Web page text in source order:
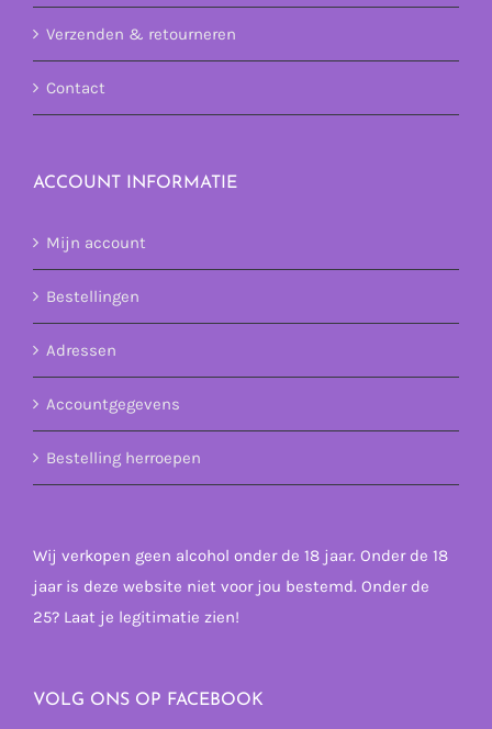
Verzenden & retourneren
Contact
ACCOUNT INFORMATIE
Mijn account
Bestellingen
Adressen
Accountgegevens
Bestelling herroepen
Wij verkopen geen alcohol onder de 18 jaar. Onder de 18
jaar is deze website niet voor jou bestemd. Onder de
25? Laat je legitimatie zien!
VOLG ONS OP FACEBOOK